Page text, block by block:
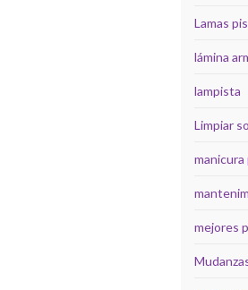
Lamas
lámina
lampista
Limpiar
mejores